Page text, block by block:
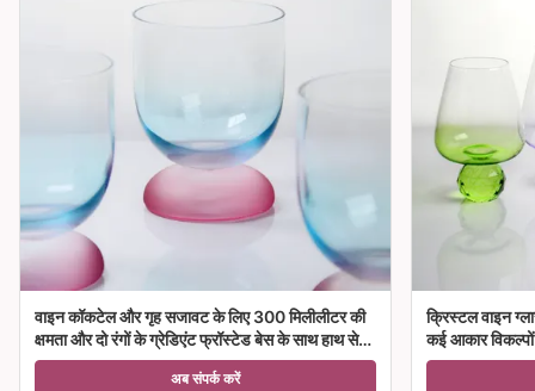
वाइन कॉकटेल और गृह सजावट के लिए 300 मिलीलीटर की
क्षमता और दो रंगों के ग्रेडिएंट फ्रॉस्टेड बेस के साथ हाथ से
उड़ा क्रिस्टल वाइन ग्लास गॉब्लेट
अब संपर्क करें
क्रिस्टल वाइन
कई आकार विकल्पों